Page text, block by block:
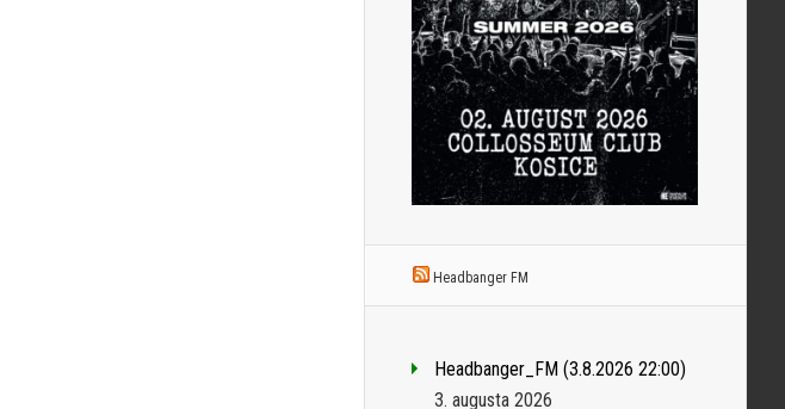
Headbanger FM
Headbanger_FM (3.8.2026 22:00)
3. augusta 2026